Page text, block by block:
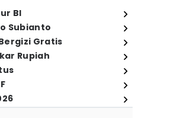
BI
Subianto
Gratis
Rupiah